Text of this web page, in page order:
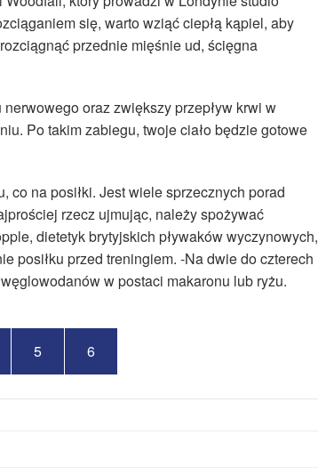
się, warto wziąć ciepłą kąpiel, aby
przednie mięśnie ud, ścięgna
oraz zwiększy przepływ krwi w
Po takim zabiegu, twoje ciało będzie gotowe
na posiłki. Jest wiele sprzecznych porad
rzecz ujmując, należy spożywać
dietetyk brytyjskich pływaków wyczynowych,
posiłku przed treningiem. -Na dwie do czterech
w postaci makaronu lub ryżu.
5 6